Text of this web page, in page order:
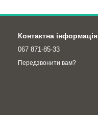
Контактна інформація
067 871-85-33
Передзвонити вам?